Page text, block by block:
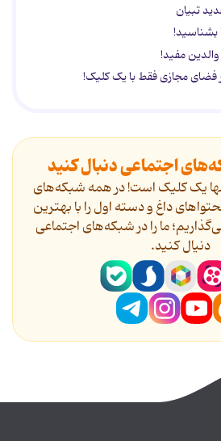
تبیان
بشناسید!
مفید!
فضای مجازی فقط با یک کلیک!
اجتماعی دنبال کنید
یک کلیک است! در همه شبکه‌های
داغ و دسته اول را با بهترین
ما را در شبکه‌های اجتماعی
دنیال کنید.